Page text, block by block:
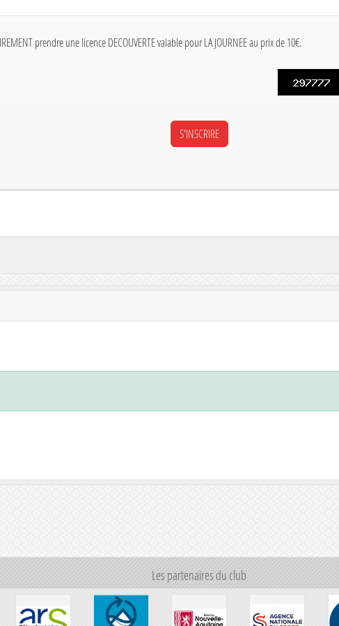
prendre une licence DECOUVERTE valable pour LA JOURNEE au prix de 10€.
Les partenaires du club